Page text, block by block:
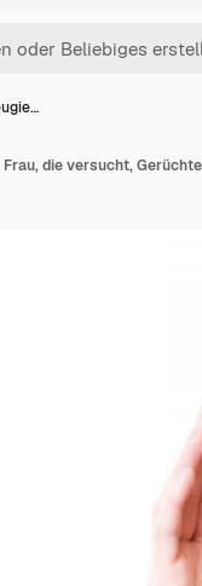
die versucht,